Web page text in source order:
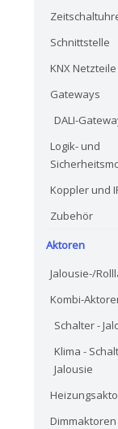
Schnittstelle
KNX Netzteile
Gateways
DALI-
Logik- und
Koppler und
Zubehör
Aktoren
Jalousie-/
Kombi-
Schalter -
Klima -
Jalousie
Dimmaktoren